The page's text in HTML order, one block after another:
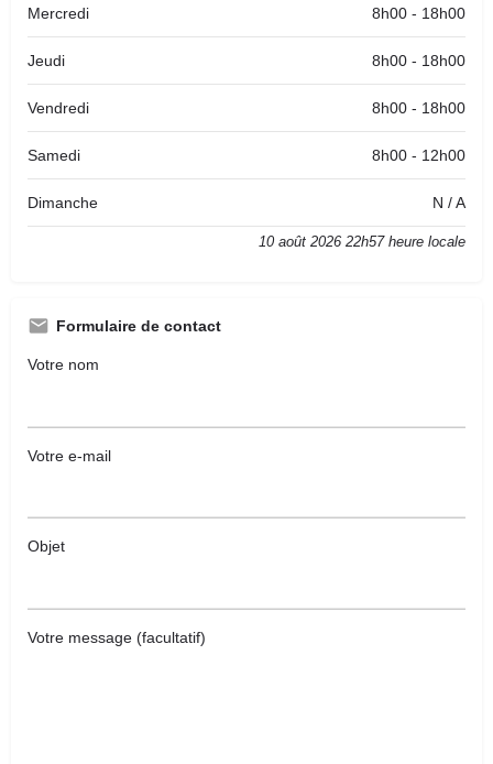
Mercredi 8h00 - 18h00
Jeudi 8h00 - 18h00
Vendredi 8h00 - 18h00
Samedi 8h00 - 12h00
Dimanche N / A
10 août 2026 22h57 heure locale
Formulaire de contact
Votre nom
Votre e-mail
Objet
Votre message (facultatif)